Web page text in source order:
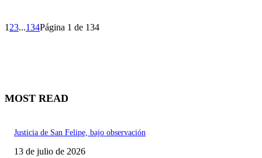
1 23...134Página 1 de 134
MOST READ
Justicia de San Felipe, bajo observación
13 de julio de 2026